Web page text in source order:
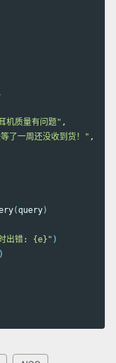
机质量有问题" ,
了一周还没收到货！" ,
(query)
出错: {e}" )
)